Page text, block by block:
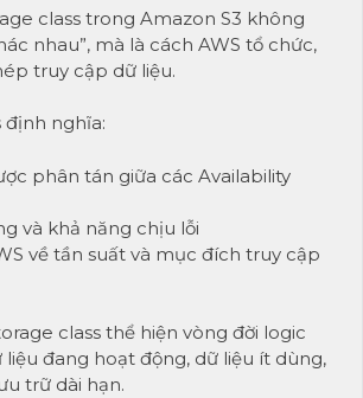
class trong Amazon S3 không
nhau”, mà là cách AWS tổ chức,
truy cập dữ liệu.
định nghĩa:
phân tán giữa các Availability
và khả năng chịu lỗi
về tần suất và mục đích truy cập
class thể hiện vòng đời logic
liệu đang hoạt động, dữ liệu ít dùng,
trữ dài hạn.